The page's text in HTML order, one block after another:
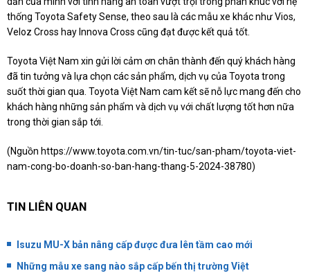
thống Toyota Safety Sense, theo sau là các mẫu xe khác như Vios,
Veloz Cross hay Innova Cross cũng đạt được kết quả tốt.
Toyota Việt Nam xin gửi lời cảm ơn chân thành đến quý khách hàng
đã tin tưởng và lựa chọn các sản phẩm, dịch vụ của Toyota trong
suốt thời gian qua. Toyota Việt Nam cam kết sẽ nỗ lực mang đến cho
khách hàng những sản phẩm và dịch vụ với chất lượng tốt hơn nữa
trong thời gian sắp tới.
(Nguồn https://www.toyota.com.vn/tin-tuc/san-pham/toyota-viet-
nam-cong-bo-doanh-so-ban-hang-thang-5-2024-38780)
TIN LIÊN QUAN
Isuzu MU-X bản nâng cấp được đưa lên tầm cao mới
Những mẫu xe sang nào sắp cấp bến thị trường Việt